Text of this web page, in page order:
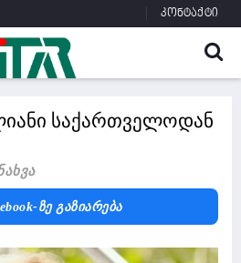
კონტაქტი
საქართველოდან
Ზე Გაზიარება